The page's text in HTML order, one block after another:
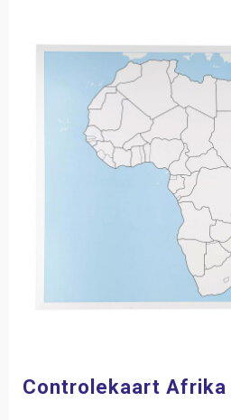
Controlekaart Afrika